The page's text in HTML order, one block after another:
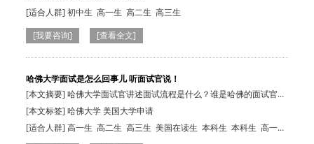
[适合人群] 初中生 高一生 高二生 高三生
[我要咨询]
[查看全文]
哈佛大学面试是怎么回事儿 听面试官说！
[本文摘要] 哈佛大学面试官讲述面试流程是什么？谁是哈佛的面试官？
面试结果是…
[本文标签] 哈佛大学 美国大学申请
[适合人群] 高一生 高二生 高三生 美国在读生 本科生 本科生 高一